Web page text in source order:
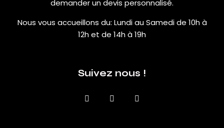
demander un devis personnalisé.
Nous vous accueillons du: Lundi au Samedi de 10h à
12h et de 14h à 19h
Suivez nous !